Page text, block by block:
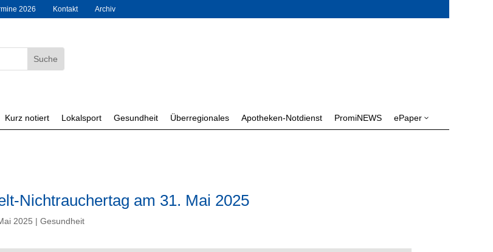
2026 Kontakt Archiv
Kurz notiert Lokalsport Gesundheit Überregionales Apotheken-Notdienst PromiNEWS ePaper 3
Nichtrauchertag am 31. Mai 2025
2025 | Gesundheit